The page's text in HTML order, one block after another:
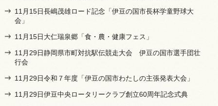
11月15日長嶋茂雄ロード記念「伊豆の国市長杯学童野球大
会」
11月15日大仁瑞泉郷「食・農・健康フェス」
11月29日静岡県市町対抗駅伝競走大会 伊豆の国市選手団壮
行会
11月29日令和７年度「伊豆の国市わたしの主張発表大会」
11月29日伊豆中央ロータリークラブ創立60周年記念式典